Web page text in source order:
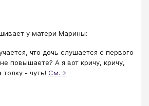
у матери Марины:
что дочь слушается с первого
повышаете? А я вот кричу, кричу,
- чуть! См.→